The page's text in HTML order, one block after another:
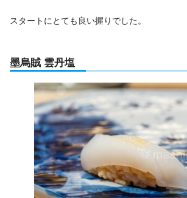
スタートにとても良い握りでした。
墨烏賊 雲丹塩